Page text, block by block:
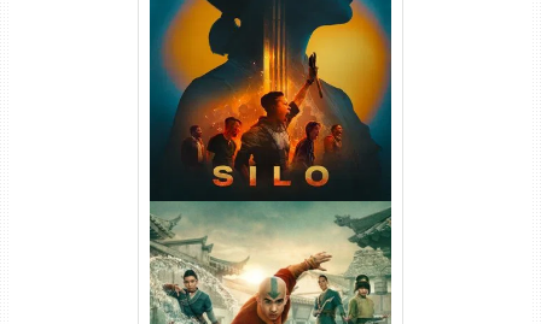
Silo 2ª Temporada (2024)
WEB-DL 1080p Dual Áudio